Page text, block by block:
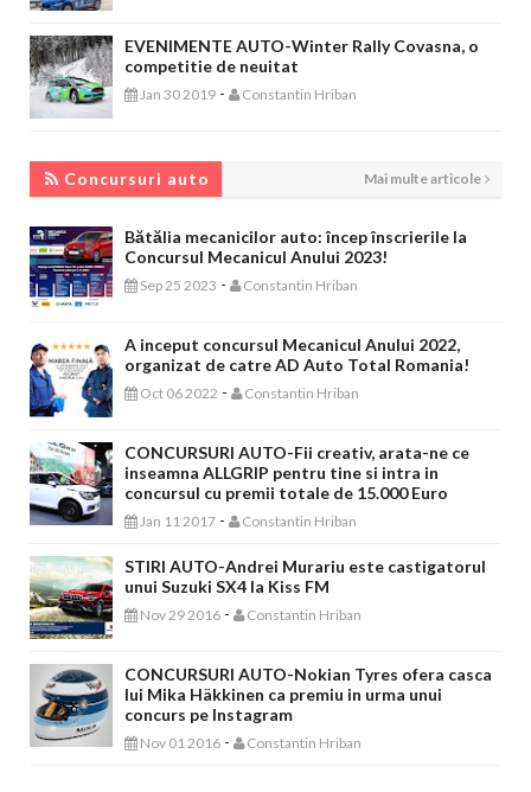
EVENIMENTE AUTO-Winter Rally Covasna, o
competitie de neuitat
Jan 30 2019 - Constantin Hriban
Concursuri auto Mai multe articole
Bătălia mecanicilor auto: încep înscrierile la
Concursul Mecanicul Anului 2023!
Sep 25 2023 - Constantin Hriban
A inceput concursul Mecanicul Anului 2022,
organizat de catre AD Auto Total Romania!
Oct 06 2022 - Constantin Hriban
CONCURSURI AUTO-Fii creativ, arata-ne ce
inseamna ALLGRIP pentru tine si intra in
concursul cu premii totale de 15.000 Euro
Jan 11 2017 - Constantin Hriban
STIRI AUTO-Andrei Murariu este castigatorul
unui Suzuki SX4 la Kiss FM
Nov 29 2016 - Constantin Hriban
CONCURSURI AUTO-Nokian Tyres ofera casca
lui Mika Häkkinen ca premiu in urma unui
concurs pe Instagram
Nov 01 2016 - Constantin Hriban